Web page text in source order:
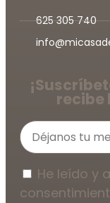
625 305 740
recibe
He leído y